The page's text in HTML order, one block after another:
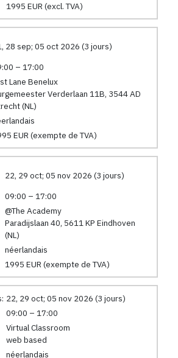
1995 EUR (excl. TVA)
28 sep; 05 oct 2026 (3 jours)
– 17:00
Lane Benelux
Verderlaan 11B, 3544 AD
(NL)
EUR (exempte de TVA)
22, 29 oct; 05 nov 2026 (3 jours)
09:00 – 17:00
@The Academy
Paradijslaan 40, 5611 KP Eindhoven
(NL)
néerlandais
1995 EUR (exempte de TVA)
22, 29 oct; 05 nov 2026 (3 jours)
09:00 – 17:00
Virtual Classroom
web based
néerlandais